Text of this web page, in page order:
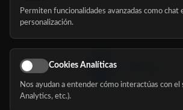
Nosotros
Síguenos
Permiten funcionalidades avanzadas como chat
personalización.
Cookies Analíticas
Nos ayudan a entender cómo interactúas con el
Analytics, etc.).